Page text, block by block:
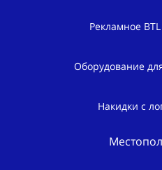
Рекламное
Оборудование
Накидки с